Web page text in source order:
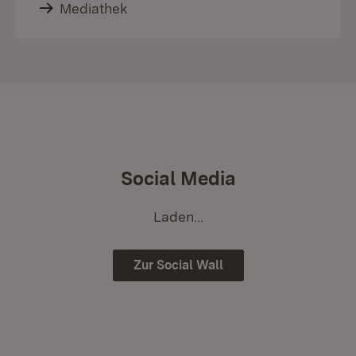
Mediathek
Social Media
Laden...
Zur Social Wall